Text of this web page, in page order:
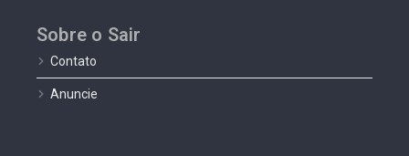
Sobre o Sair
Contato
Anuncie